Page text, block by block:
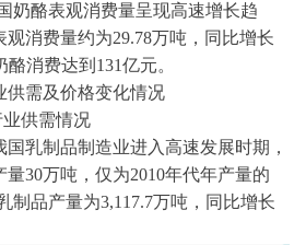
奶酪表观消费量呈现高速增长趋
观消费量约为29.78万吨，同比增长
酪消费达到131亿元。
需及价格变化情况
供需情况
乳制品制造业进入高速发展时期，
量30万吨，仅为2010年代年产量的
制品产量为3,117.7万吨，同比增长